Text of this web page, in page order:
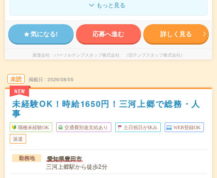
もっと見る
気になる! 応募へ進む 詳しく見る
派遣会社 パーソルテンプスタッフ株式会社 （旧テンプスタッフ株式会社）
未読
NEW
掲載日 2026/08/05
未経験OK！時給1650円！三河上郷で総務・人
事
職種未経験OK 交通費別途支給あり 土日祝日が休み WEB登録OK
派遣
勤務地 愛知県豊田市
三河上郷駅から徒歩2分